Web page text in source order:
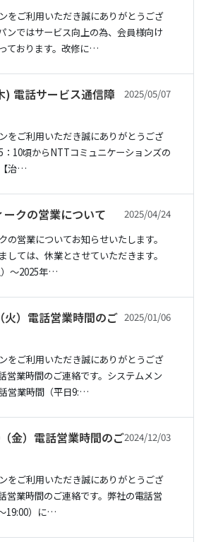
をご利用いただき誠にありがとうござ
ンではサービス向上の為、会員様向け
ております。改修に…
) 電話サービス通信障
2025/05/07
をご利用いただき誠にありがとうござ
：10頃からNTTコミュニケーションズの
治…
ークの営業について
2025/04/24
の営業についてお知らせいたします。
しては、休業とさせていただきます。
）〜2025年…
火）電話営業時間のご 2025/01/06
をご利用いただき誠にありがとうござ
営業時間のご連絡です。システムメン
営業時間（平日9:…
金）電話営業時間のご2024/12/03
をご利用いただき誠にありがとうござ
営業時間のご連絡です。弊社の電話営
19:00）に…